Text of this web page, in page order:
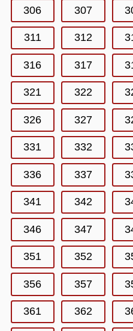
306 307
311 312
316 317
321 322
326 327
331 332
336 337
341 342
346 347
351 352
356 357
361 362